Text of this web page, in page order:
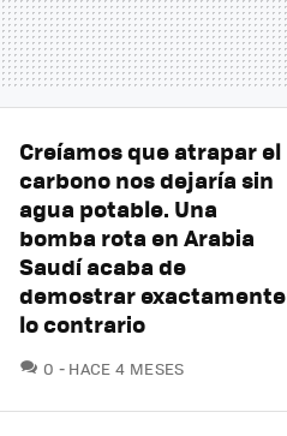
Creíamos que atrapar el
carbono nos dejaría sin
agua potable. Una
bomba rota en Arabia
Saudí acaba de
demostrar exactamente
lo contrario
0 COMENTARIOS
HACE 4 MESES